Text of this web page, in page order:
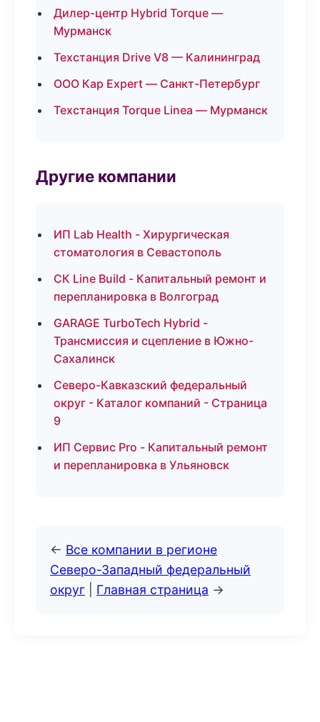
Дилер-центр Hybrid Torque —
Мурманск
Техстанция Drive V8 — Калининград
ООО Кар Expert — Санкт-Петербург
Техстанция Torque Linea — Мурманск
Другие компании
ИП Lab Health - Хирургическая
стоматология в Севастополь
СК Line Build - Капитальный ремонт и
перепланировка в Волгоград
GARAGE TurboTech Hybrid -
Трансмиссия и сцепление в Южно-
Сахалинск
Северо-Кавказский федеральный
округ - Каталог компаний - Страница
9
ИП Сервис Pro - Капитальный ремонт
и перепланировка в Ульяновск
← Все компании в регионе
Северо-Западный федеральный
округ
Главная страница →